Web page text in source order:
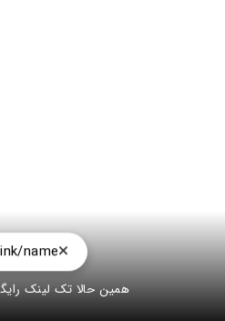
name
همین حالا تک لینک